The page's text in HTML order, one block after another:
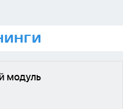
модуль